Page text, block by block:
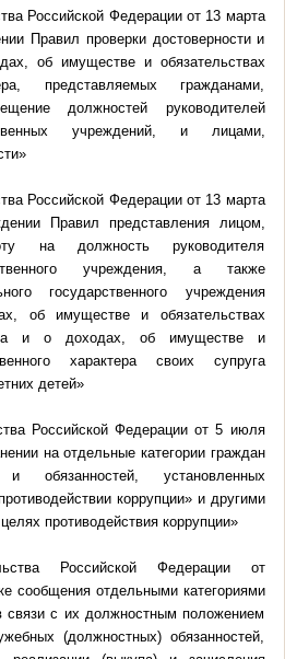
Российской Федерации от 13 марта
Правил проверки достоверности и
об имуществе и обязательствах
представляемых гражданами,
должностей руководителей
учреждений, и лицами,
Российской Федерации от 13 марта
Правил представления лицом,
на должность руководителя
учреждения, а также
государственного учреждения
об имуществе и обязательствах
и о доходах, об имуществе и
характера своих супруга
детей»
Российской Федерации от 5 июля
на отдельные категории граждан
и обязанностей, установленных
коррупции» и другими
противодействия коррупции»
Российской Федерации от
сообщения отдельными категориями
связи с их должностным положением
(должностных) обязанностей,